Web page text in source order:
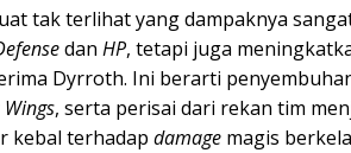
tak terlihat yang dampaknya
dan HP, tetapi juga
Dyrroth. Ini berarti
Wings, serta perisai dari rekan tim
kebal terhadap damage magis